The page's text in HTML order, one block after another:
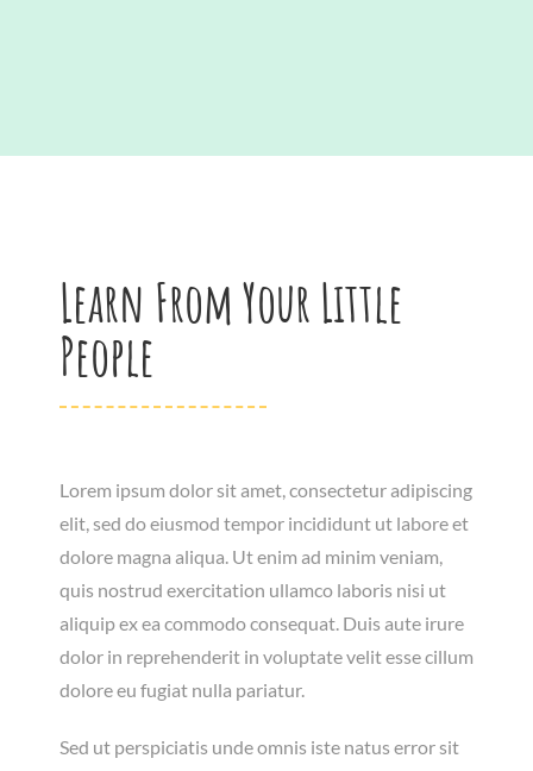
Learn From Your Little
People
Lorem ipsum dolor sit amet, consectetur adipiscing
elit, sed do eiusmod tempor incididunt ut labore et
dolore magna aliqua. Ut enim ad minim veniam,
quis nostrud exercitation ullamco laboris nisi ut
aliquip ex ea commodo consequat. Duis aute irure
dolor in reprehenderit in voluptate velit esse cillum
dolore eu fugiat nulla pariatur.
Sed ut perspiciatis unde omnis iste natus error sit